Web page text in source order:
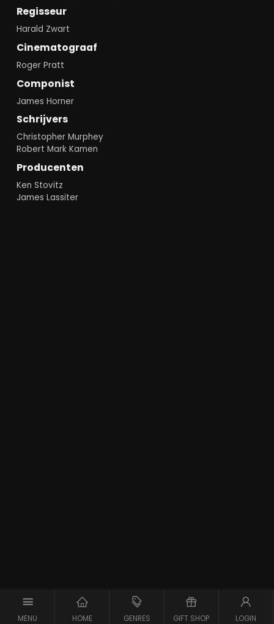
MENU HOME GENRES GIFT SHOP LOGIN
Regisseur
Harald Zwart
Cinematograaf
Roger Pratt
Componist
James Horner
Schrijvers
Christopher Murphey
Robert Mark Kamen
Producenten
Ken Stovitz
James Lassiter